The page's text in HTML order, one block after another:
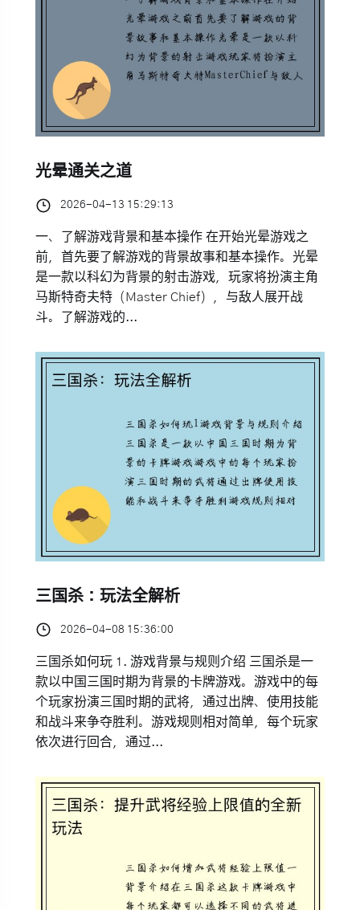
光晕通关之道
2026-04-13 15:29:13
一、了解游戏背景和基本操作 在开始光晕游戏之
前，首先要了解游戏的背景故事和基本操作。光晕
是一款以科幻为背景的射击游戏，玩家将扮演主角
马斯特奇夫特（Master Chief），与敌人展开战
斗。了解游戏的...
三国杀：玩法全解析
2026-04-08 15:36:00
三国杀如何玩 1. 游戏背景与规则介绍 三国杀是一
款以中国三国时期为背景的卡牌游戏。游戏中的每
个玩家扮演三国时期的武将，通过出牌、使用技能
和战斗来争夺胜利。游戏规则相对简单，每个玩家
依次进行回合，通过...